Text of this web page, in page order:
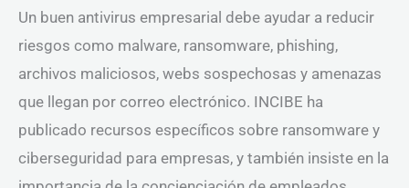
Un buen antivirus empresarial debe ayudar a reducir
riesgos como malware, ransomware, phishing,
archivos maliciosos, webs sospechosas y amenazas
que llegan por correo electrónico. INCIBE ha
publicado recursos específicos sobre ransomware y
ciberseguridad para empresas, y también insiste en la